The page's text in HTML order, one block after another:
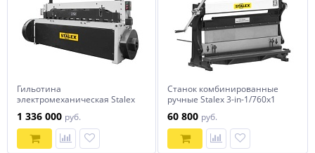
Гильотина
электромеханическая Stalex
1 336 000 руб.
Станок комбинированные
ручные Stalex 3-in-1/760х1
60 800 руб.